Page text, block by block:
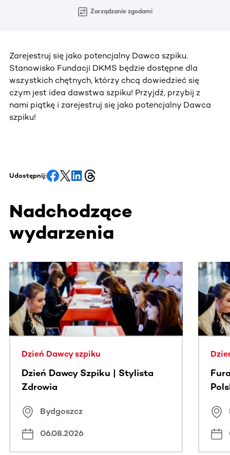
Zarządzanie zgodami
Zarejestruj się jako potencjalny Dawca szpiku.
Stanowisko Fundacji DKMS będzie dostępne dla
wszystkich chętnych, którzy chcą dowiedzieć się
czym jest idea dawstwa szpiku! Przyjdź, przybij z
nami piątkę i zarejestruj się jako potencjalny Dawca
szpiku!
Udostępnij:
Nadchodzące
wydarzenia
Ta sekcja zawiera treści przewijane w poziomie. Użyj
Dzień Dawcy szpiku
Dzień Dawcy Szpiku | Stylista
Zdrowia
Bydgoszcz
06.08.2026